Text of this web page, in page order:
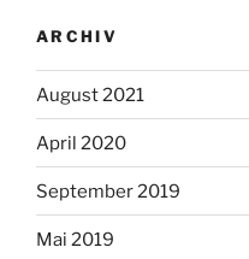
ARCHIV
August 2021
April 2020
September 2019
Mai 2019